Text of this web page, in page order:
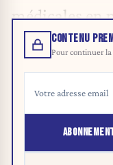
médicales en
CONTENU
Pour continuer